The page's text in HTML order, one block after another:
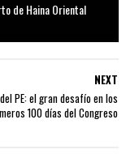
de Haina Oriental
NEXT
PE: el gran desafío en los
100 días del Congreso